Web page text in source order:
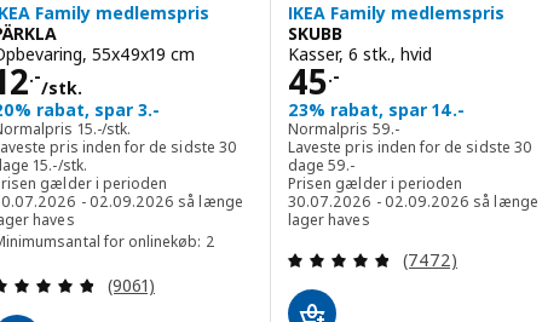
Family medlemspris
55x49x19 cm
.-
/stk.
12.-/stk.
rabat, spar 3.-
15.-/stk.
Normalpris 15.-/stk.
pris inden for de sidste 30
15.-/stk.
Laveste pris inden for de sidste 30 dage 15.-/stk.
gælder i perioden
- 02.09.2026 så længe
haves
for onlinekøb: 2
Anmeld: 4.8 ud af 5 Stjerner. Anmeldelser i alt:
(9061)
IKEA Family medlemspris
SKUBB
Kasser, 6 stk., hvid
45.-
Pris 45.-
23% rabat, spar 14.-
Normalpris 59.-
Normalpris 59.-
Laveste pris inden for de sidste 30
dage59.-
Laveste pris inden for de
Prisen gælder i perioden
30.07.2026 - 02.09.2026 så længe
lager haves
Anmeld: 4.8 ud
(7472)